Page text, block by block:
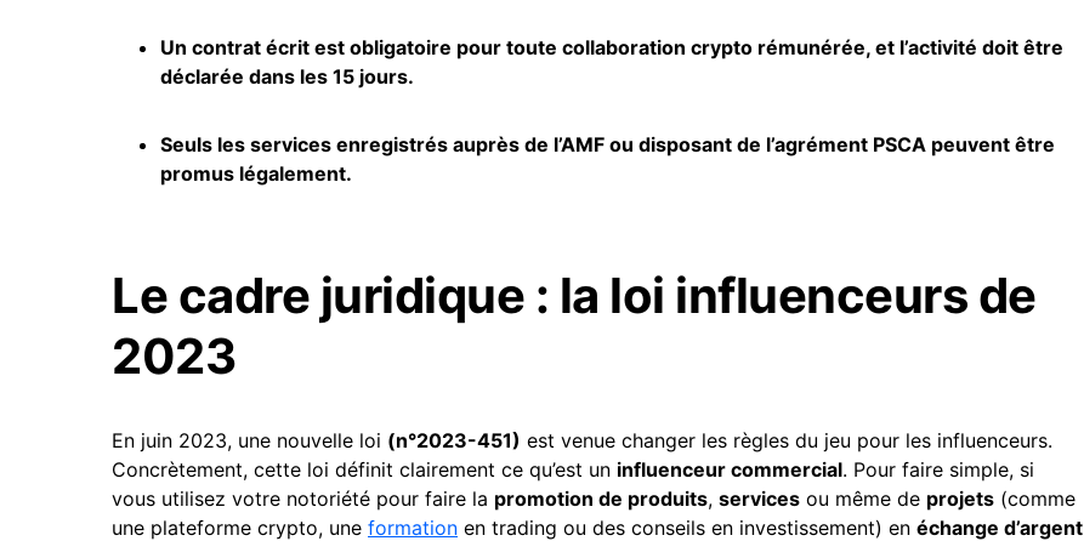
Un contrat écrit est obligatoire pour toute collaboration crypto rémunérée, et l’activité doit être
déclarée dans les 15 jours.
Seuls les services enregistrés auprès de l’AMF ou disposant de l’agrément PSCA peuvent être
promus légalement.
Le cadre juridique : la loi influenceurs de
2023
En juin 2023, une nouvelle loi (n°2023-451) est venue changer les règles du jeu pour les influenceurs.
Concrètement, cette loi définit clairement ce qu’est un influenceur commercial. Pour faire simple, si
vous utilisez votre notoriété pour faire la promotion de produits, services ou même de projets (comme
une plateforme crypto, une formation en trading ou des conseils en investissement) en échange d’argent